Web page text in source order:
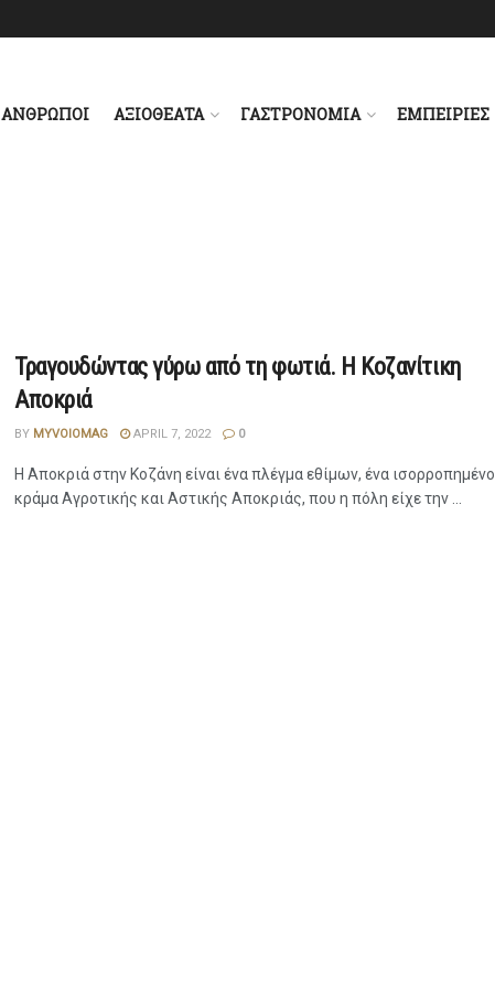
ΑΝΘΡΩΠΟΙ ΑΞΙΟΘΕΑΤΑ ΓΑΣΤΡΟΝΟΜΙΑ ΕΜΠΕΙΡΙΕΣ
Τραγουδώντας γύρω από τη φωτιά. Η Κοζανίτικη
Αποκριά
BY MYVOIOMAG APRIL 7, 2022 0
Η Αποκριά στην Κοζάνη είναι ένα πλέγμα εθίμων, ένα ισορροπημένο
κράμα Αγροτικής και Αστικής Αποκριάς, που η πόλη είχε την ...